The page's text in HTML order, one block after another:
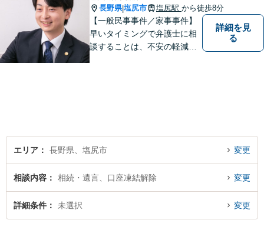
長野県|塩尻市 塩尻駅 から徒歩8分
【一般民事事件／家事事件】
早いタイミングで弁護士に相
談することは、不安の軽減、
詳細を見
る
エリア 長野県、塩尻市 変更
相談内容 相続・遺言、口座凍結解除 変更
詳細条件 未選択 変更